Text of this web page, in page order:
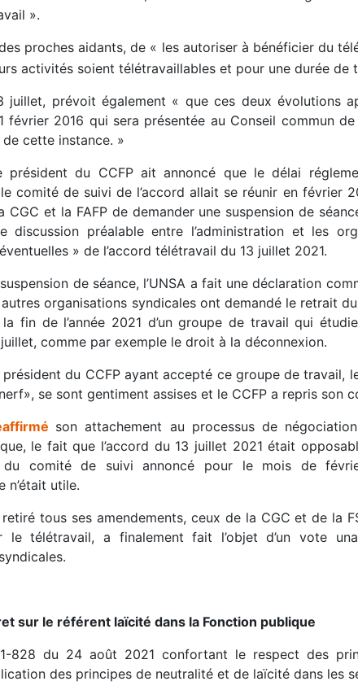
».
des proches aidants, de « les autoriser à bénéficier du
activités soient télétravaillables et pour une durée de
juillet, prévoit également « que ces deux évolutions
février 2016 qui sera présentée au Conseil commun
de cette instance. »
du CCFP ait annoncé que le délai
comité de suivi de l’accord allait se réunir en février
CGC et la FAFP de demander une suspension de
discussion préalable entre l’administration et les
» de l’accord télétravail du 13 juillet 2021.
de séance, l’UNSA a fait une déclaration
autres organisations syndicales ont demandé le retrait
fin de l’année 2021 d’un groupe de travail qui
juillet, comme par exemple le droit à la déconnexion.
président du CCFP ayant accepté ce groupe de travail,
se sont gentiment assises et le CCFP a repris son
son attachement au processus de
le fait que l’accord du 13 juillet 2021 était
du comité de suivi annoncé pour le mois de
n’était utile.
tous ses amendements, ceux de la CGC et de la
le télétravail, a finalement fait l’objet d’un vote
sur le référent laïcité dans la Fonction publique
828 du 24 août 2021 confortant le respect des
des principes de neutralité et de laïcité dans les